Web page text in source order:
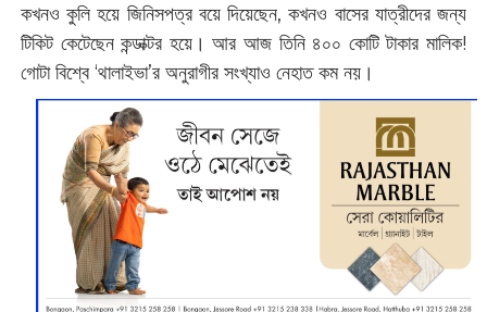
কখনও কুলি হয়ে জিনিসপত্র বয়ে দিয়েছেন, কখনও বাসের যাত্রীদের জন্য
টিকিট কেটেছেন কন্ডাক্টর হয়ে। আর আজ তিনি ৪০০ কোটি টাকার মালিক!
গোটা বিশ্বে ‘থালাইভা’র অনুরাগীর সংখ্যাও নেহাত কম নয়।